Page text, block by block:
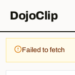
DojoClip
Failed to fetch